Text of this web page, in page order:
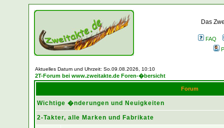
Das
FAQ
Aktuelles Datum und Uhrzeit: So.09.08.2026, 10:10
2T-Forum bei www.zweitakte.de Foren-�bersicht
Forum
Wichtige �nderungen und Neuigkeiten
2-Takter, alle Marken und Fabrikate